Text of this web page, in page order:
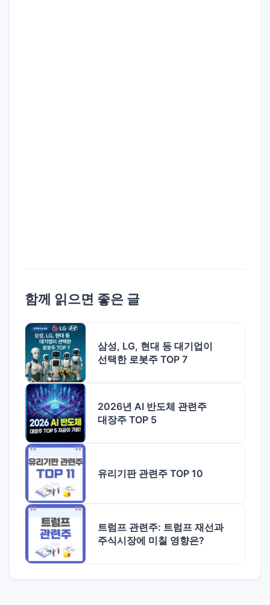
함께 읽으면 좋은 글
삼성, LG, 현대 등 대기업이
선택한 로봇주 TOP 7
2026년 AI 반도체 관련주
대장주 TOP 5
유리기판 관련주 TOP 10
트럼프 관련주: 트럼프 재선과
주식시장에 미칠 영향은?